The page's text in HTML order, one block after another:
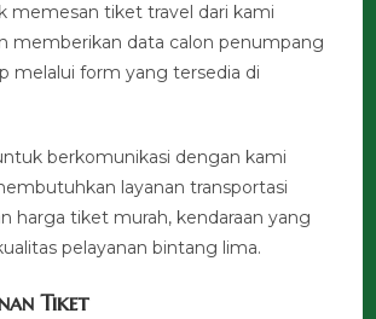
memesan tiket travel dari kami
memberikan data calon penumpang
melalui form yang tersedia di
berkomunikasi dengan kami
layanan transportasi
harga tiket murah, kendaraan yang
pelayanan bintang lima.
Tiket